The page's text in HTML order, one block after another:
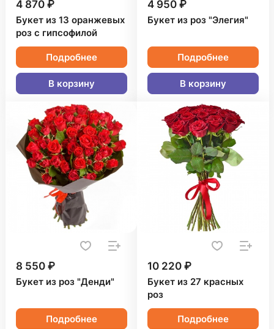
4 870 ₽
Букет из 13 оранжевых
роз с гипсофилой
Подробнее
В корзину
4 950 ₽
Букет из роз "Элегия"
Подробнее
В корзину
8 550 ₽
Букет из роз "Денди"
Подробнее
10 220 ₽
Букет из 27 красных
роз
Подробнее